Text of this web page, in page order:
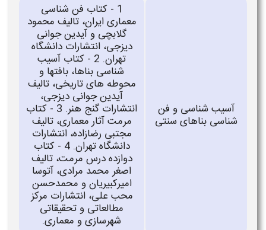
آسیب شناسی و فن
شناسی بناهای سنتی
1 - کتاب فن شناسی
معماری ایران، تالیف محمود
گلابچی و آیدین جوانی
دیزجی، انتشارات دانشگاه
تهران. 2 - کتاب آسیب
شناسی بناها، بافتها و
محوطه های تاریخی، تالیف
آیدین جوانی دیزجی،
انتشارات گنج هنر. 3 - کتاب
مرمت آثار معماری، تالیف
مجتبی رضازاده، انتشارات
دانشگاه تهران. 4 - کتاب
دوازده درس مرمت، تالیف
اصغر محمد مرادی، آتوسا
امیرکبیریان و محمدحسن
محب علی، انتشارات مرکز
مطالعاتی و تحقیقاتی
شهرسازی و معماری.